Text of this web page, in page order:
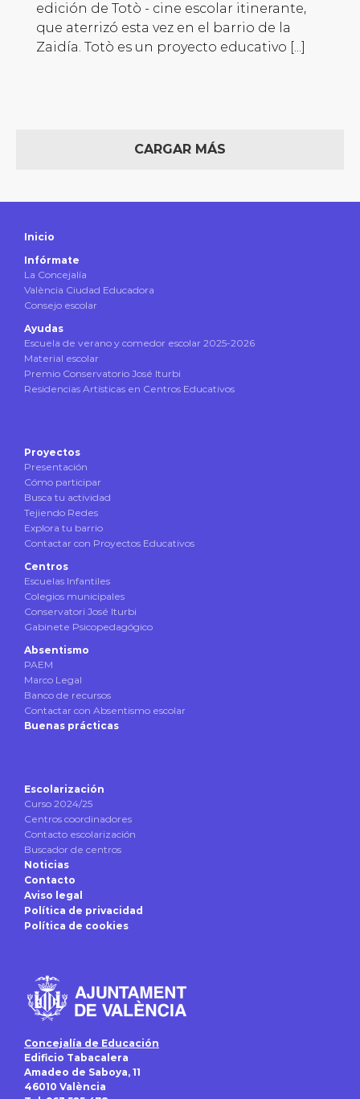
edición de Totò - cine escolar itinerante,
que aterrizó esta vez en el barrio de la
Zaidía. Totò es un proyecto educativo [...]
CARGAR MÁS
Inicio
Infórmate
La Concejalía
València Ciudad Educadora
Consejo escolar
Ayudas
Escuela de verano y comedor escolar 2025-2026
Material escolar
Premio Conservatorio José Iturbi
Residencias Artísticas en Centros Educativos
Proyectos
Presentación
Cómo participar
Busca tu actividad
Tejiendo Redes
Explora tu barrio
Contactar con Proyectos Educativos
Centros
Escuelas Infantiles
Colegios municipales
Conservatori José Iturbi
Gabinete Psicopedagógico
Absentismo
PAEM
Marco Legal
Banco de recursos
Contactar con Absentismo escolar
Buenas prácticas
Escolarización
Curso 2024/25
Centros coordinadores
Contacto escolarización
Buscador de centros
Noticias
Contacto
Aviso legal
Política de privacidad
Política de cookies
Concejalía de Educación
Edificio Tabacalera
Amadeo de Saboya, 11
46010 València